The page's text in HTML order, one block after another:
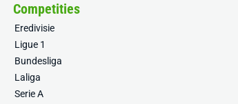
Competities
Eredivisie
Ligue 1
Bundesliga
Laliga
Serie A